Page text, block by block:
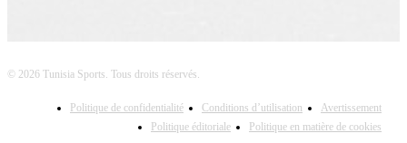
© 2026 Tunisia Sports. Tous droits réservés.
Politique de confidentialité Conditions d’utilisation
Avertissement
Politique éditoriale
Politique en matière de cookies